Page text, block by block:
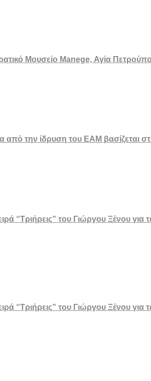
Μουσείο Manege, Αγία
από την ίδρυση του ΕΑΜ βασίζεται
“Τριήρεις” του Γιώργου Ξένου
“Τριήρεις” του Γιώργου Ξένου